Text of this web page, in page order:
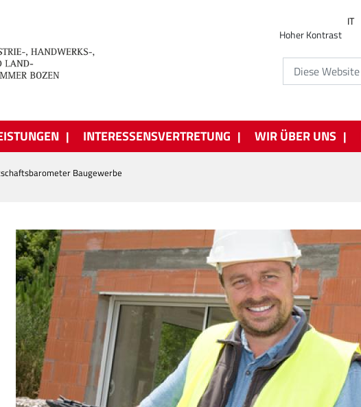
Hoher Kontrast
IT
INTERESSENSVERTRETUNG WIR ÜBER UNS
Baugewerbe